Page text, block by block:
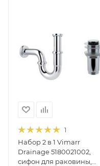
1
Набор 2 в 1 Vimarr
Drainage 5180021002,
сифон для раковины,